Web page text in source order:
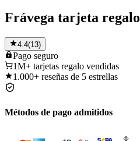
Frávega tarjeta regalo
4.4(13)
Pago seguro
1M+ tarjetas regalo vendidas
1.000+ reseñas de 5 estrellas
Métodos de pago admitidos